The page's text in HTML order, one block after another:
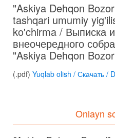
"Askiya Dehqon
tashqari umumiy
ko'chirma / Выписка
внеочередного
"Askiya Dehqon
(.pdf) Yuqlab olish / Скачать /
Onlayn